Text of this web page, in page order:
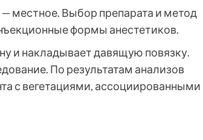
местное. Выбор препарата и метод
формы анестетиков.
и накладывает давящую повязку.
По результатам анализов
с вегетациями, ассоциированными